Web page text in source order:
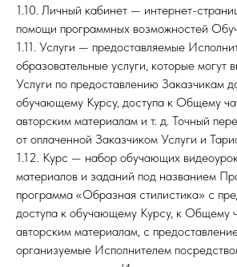
1.10. Личный кабинет — интернет-
помощи программных возможностей
1.11. Услуги — предоставляемые
образовательные услуги, которые могут
Услуги по предоставлению Заказчикам
обучающему Курсу, доступа к Общему
авторским материалам и т. д. Точный
от оплаченной Заказчиком Услуги и
1.12. Курс — набор обучающих
материалов и заданий под названием
программа «Образная стилистика» с
доступа к обучающему Курсу, к Общему
авторским материалам, с
организуемые Исполнителем